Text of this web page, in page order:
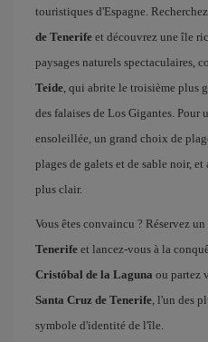
touristiques d'Espagne.
de Tenerife et découvrez une île
paysages naturels spectaculaires,
Teide, qui abrite le troisième plus
des falaises de Los Gigantes. Pour
ensoleillée, un grand choix de
plages de galets et de sable noir,
plus clair.
Vous êtes convaincu ? Réservez un
Tenerife et lancez-vous à la
Cristóbal de la Laguna ou partez
Santa Cruz de Tenerife, l'un des
symbole d'identité de l'île.